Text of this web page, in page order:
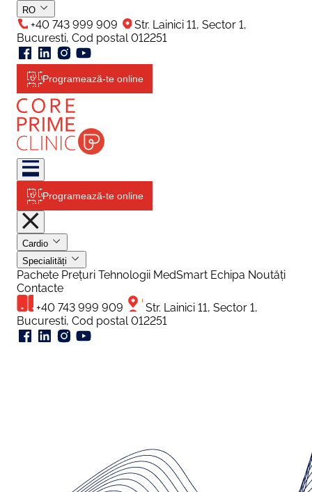
RO
+40 743 999 909
Str. Lainici 11, Sector 1,
Bucuresti, Cod postal 012251
Programează-te online
Programează-te online
Cardio
Specialități
Pachete Prețuri Tehnologii MedSmart Echipa Noutăți
Contacte
+40 743 999 909
Str. Lainici 11, Sector 1,
Bucuresti, Cod postal 012251